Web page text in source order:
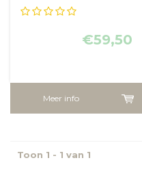
SPF 50+ 90ml
€59,50
Meer info
Toon 1 - 1 van 1